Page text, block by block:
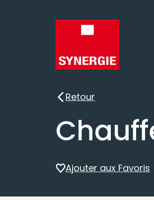
Retour
Retour
Ajouter aux Favoris